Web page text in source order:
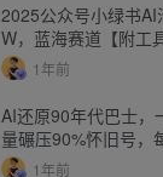
2025公众号小绿书
W，蓝海赛道【附工
1年前
AI还原90年代巴士，
量碾压90%怀旧号，
1年前